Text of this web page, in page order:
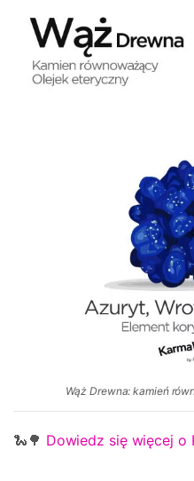
Wąż Drewna: kamień
🐍🌳 Dowiedz się więcej o